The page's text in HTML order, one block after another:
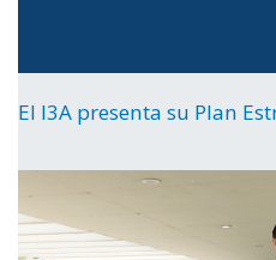
El I3A presenta su Plan